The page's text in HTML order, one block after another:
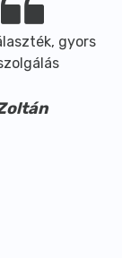
az
a
Akár
sem
idéző
gyors